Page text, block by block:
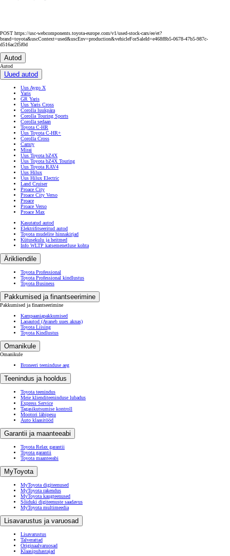
POST https://usc-webcomponents.toyota-europe.com/v1/used-stock-cars/ee/et?
brand=toyota&uscContext=used&uscEnv=production&vehicleForSaleId=e468f8b5-0678-47b5-987c-
d516ac2f5f0d
Autod
Autod
Uued autod
Uus Aygo X
Yaris
GR Yaris
Uus Yaris Cross
Corolla luukpära
Corolla Touring Sports
Corolla sedaan
Toyota C-HR
Uus Toyota C-HR+
Corolla Cross
Camry
Mirai
Uus Toyota bZ4X
Uus Toyota bZ4X Touring
Uus Toyota RAV4
Uus Hilux
Uus Hilux Electric
Land Cruiser
Proace City
Proace City Verso
Proace
Proace Verso
Proace Max
Kasutatud autod
Elektrifitseeritud autod
Toyota mudelite hinnakirjad
Kütusekulu ja heitmed
Info WLTP katsemenetluse kohta
Ärikliendile
Toyota Professional
Toyota Professional kindlustus
Toyota Business
Pakkumised ja finantseerimine
Pakkumised ja finantseerimine
Kampaaniapakkumised
Laoautod (Avaneb uues aknas)
Toyota Liising
Toyota Kindlustus
Omanikule
Omanikule
Broneeri teeninduse aeg
Teenindus ja hooldus
Toyota teenindus
Meie klienditeeninduse lubadus
Express Service
Tagasikutsumise kontroll
Mootori läbipesu
Auto klaasitööd
Garantii ja maanteeabi
Toyota Relax garantii
Toyota garantii
Toyota maanteeabi
MyToyota
MyToyota digiteenused
MyToyota rakendus
MyToyota kaugteenused
Sõiduki digiteenuste saadavus
MyToyota multimeedia
Lisavarustus ja varuosad
Lisavarustus
Talverattad
Originaalvaruosad
Klaasipuhastajad